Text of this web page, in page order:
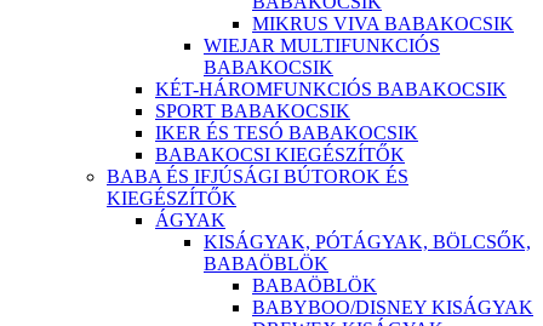
MIKRUS VIVA BABAKOCSIK
WIEJAR MULTIFUNKCIÓS
BABAKOCSIK
KÉT-HÁROMFUNKCIÓS BABAKOCSIK
SPORT BABAKOCSIK
IKER ÉS TESÓ BABAKOCSIK
BABAKOCSI KIEGÉSZÍTŐK
BABA ÉS IFJÚSÁGI BÚTOROK ÉS
KIEGÉSZÍTŐK
ÁGYAK
KISÁGYAK, PÓTÁGYAK, BÖLCSŐK,
BABAÖBLÖK
BABAÖBLÖK
BABYBOO/DISNEY KISÁGYAK